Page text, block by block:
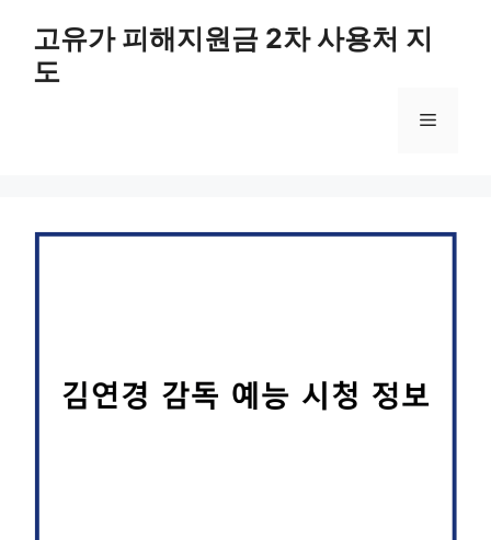
고유가 피해지원금 2차 사용처 지
도
메